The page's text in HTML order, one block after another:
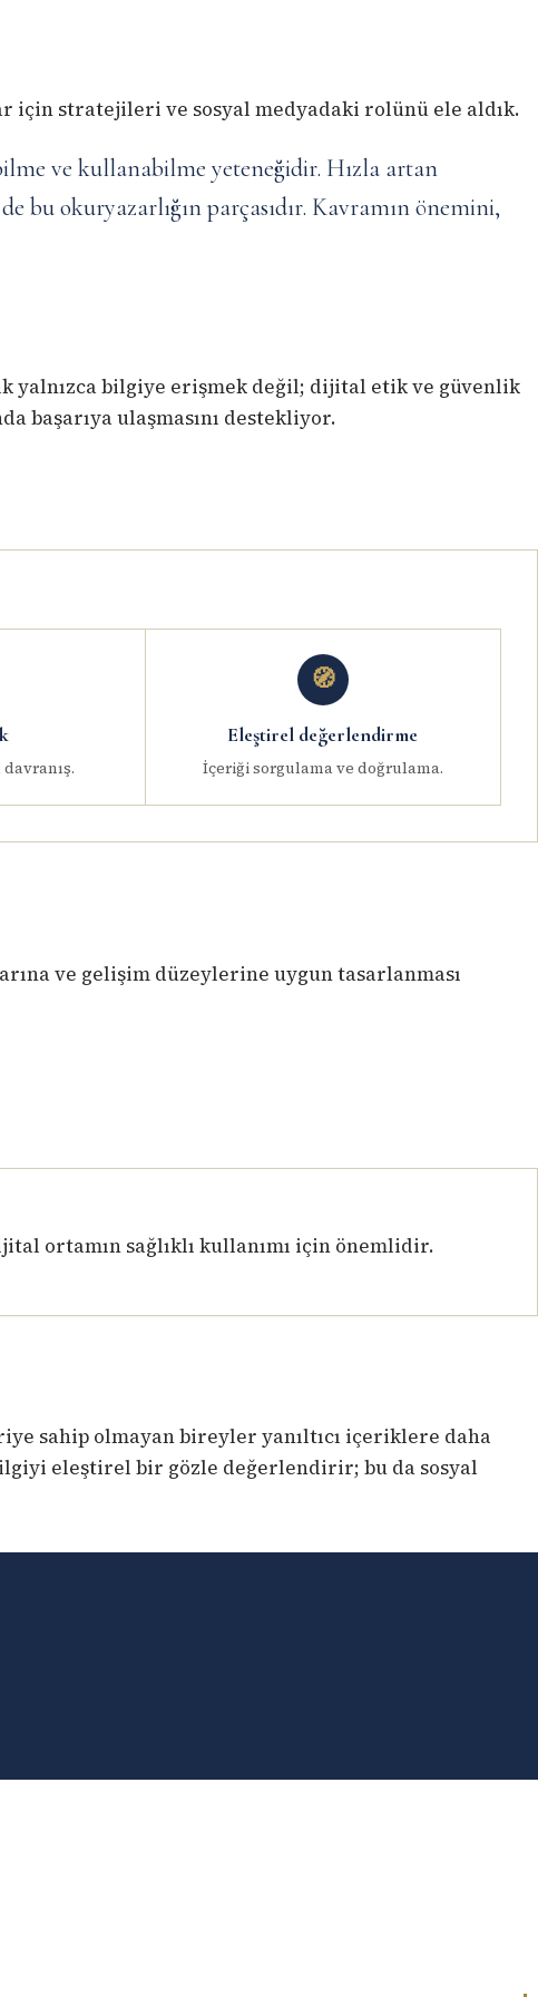
stratejileri ve sosyal medyadaki rolünü ele aldık.
ve kullanabilme yeteneğidir. Hızla artan
bu okuryazarlığın parçasıdır. Kavramın önemini,
yalnızca bilgiye erişmek değil; dijital etik ve güvenlik
başarıya ulaşmasını destekliyor.
🧭
Eleştirel değerlendirme
İçeriği sorgulama ve doğrulama.
ve gelişim düzeylerine uygun tasarlanması
ortamın sağlıklı kullanımı için önemlidir.
sahip olmayan bireyler yanıltıcı içeriklere daha
eleştirel bir gözle değerlendirir; bu da sosyal